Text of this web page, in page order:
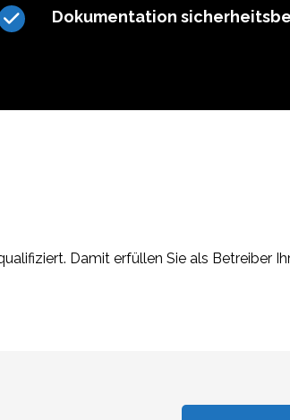
Dokumentation
Damit erfüllen Sie als Betreiber